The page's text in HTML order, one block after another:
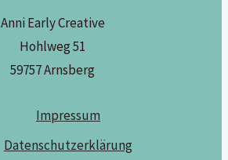
Anni Early Creative
Hohlweg 51
59757 Arnsberg
Impressum
Datenschutzerklärung